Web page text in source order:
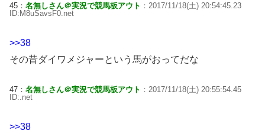
45： 名無しさん＠実況で競馬板アウト ：2017/11/18(土) 20:54:45.23
ID:M8uSavsF0.net
>>38
その昔ダイワメジャーという馬がおってだな
47： 名無しさん＠実況で競馬板アウト ：2017/11/18(土) 20:55:54.45
ID:.net
>>38